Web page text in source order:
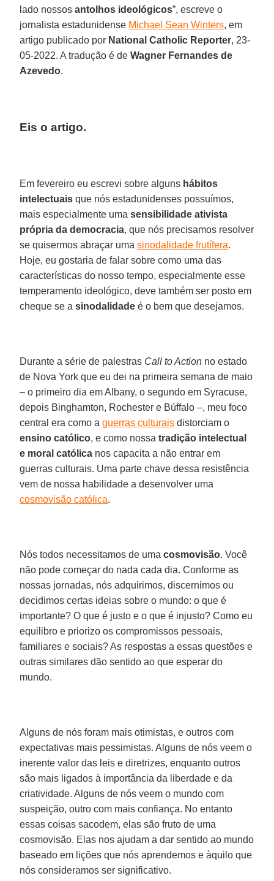
lado nossosantolhos ideológicos”, escreve o
jornalista estadunidense Michael Sean Winters, em
artigo publicado por National Catholic Reporter, 23-
05-2022. A tradução é deWagner Fernandes de
Azevedo.
Eis o artigo.
Em fevereiro eu escrevi sobre alguns hábitos
intelectuais que nós estadunidenses possuímos,
mais especialmente umasensibilidade ativista
própria da democracia, que nós precisamos resolver
se quisermos abraçar umasinodalidade frutífera.
Hoje, eu gostaria de falar sobre como uma das
características do nosso tempo, especialmente esse
temperamento ideológico, deve também ser posto em
cheque se asinodalidade é o bem que desejamos.
Durante a série de palestras Call to Action no estado
de Nova York que eu dei na primeira semana de maio
– o primeiro dia em Albany, o segundo em Syracuse,
depois Binghamton, Rochester e Búffalo –, meu foco
central era como aguerras culturais distorciam o
ensino católico, e como nossatradição intelectual
e moral católica nos capacita a não entrar em
guerras culturais. Uma parte chave dessa resistência
vem de nossa habilidade a desenvolver uma
cosmovisão católica.
Nós todos necessitamos de umacosmovisão. Você
não pode começar do nada cada dia. Conforme as
nossas jornadas, nós adquirimos, discernimos ou
decidimos certas ideias sobre o mundo: o que é
importante? O que é justo e o que é injusto? Como eu
equilibro e priorizo os compromissos pessoais,
familiares e sociais? As respostas a essas questões e
outras similares dão sentido ao que esperar do
mundo.
Alguns de nós foram mais otimistas, e outros com
expectativas mais pessimistas. Alguns de nós veem o
inerente valor das leis e diretrizes, enquanto outros
são mais ligados à importância da liberdade e da
criatividade. Alguns de nós veem o mundo com
suspeição, outro com mais confiança. No entanto
essas coisas sacodem, elas são fruto de uma
cosmovisão. Elas nos ajudam a dar sentido ao mundo
baseado em lições que nós aprendemos e àquilo que
nós consideramos ser significativo.